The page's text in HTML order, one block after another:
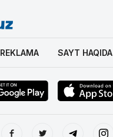
REKLAMA SAYT HAQIDA